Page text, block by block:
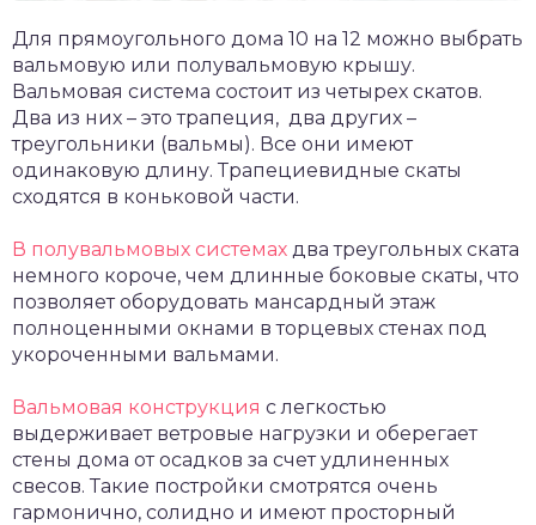
Для прямоугольного дома 10 на 12 можно выбрать
вальмовую или полувальмовую крышу.
Вальмовая система состоит из четырех скатов.
Два из них – это трапеция, два других –
треугольники (вальмы). Все они имеют
одинаковую длину. Трапециевидные скаты
сходятся в коньковой части.
В полувальмовых системах два треугольных ската
немного короче, чем длинные боковые скаты, что
позволяет оборудовать мансардный этаж
полноценными окнами в торцевых стенах под
укороченными вальмами.
Вальмовая конструкция с легкостью
выдерживает ветровые нагрузки и оберегает
стены дома от осадков за счет удлиненных
свесов. Такие постройки смотрятся очень
гармонично, солидно и имеют просторный